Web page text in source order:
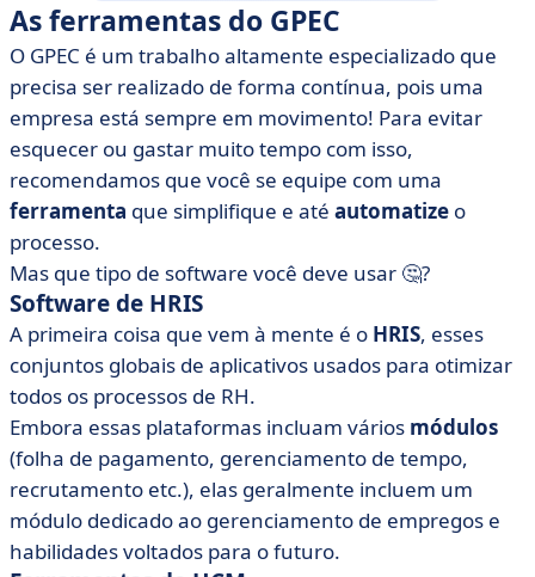
As ferramentas do GPEC
O GPEC é um trabalho altamente especializado que
precisa ser realizado de forma contínua, pois uma
empresa está sempre em movimento! Para evitar
esquecer ou gastar muito tempo com isso,
recomendamos que você se equipe com uma
ferramenta que simplifique e até automatize o
processo.
Mas que tipo de software você deve usar 🤔?
Software de HRIS
A primeira coisa que vem à mente é o HRIS, esses
conjuntos globais de aplicativos usados para otimizar
todos os processos de RH.
Embora essas plataformas incluam vários módulos
(folha de pagamento, gerenciamento de tempo,
recrutamento etc.), elas geralmente incluem um
módulo dedicado ao gerenciamento de empregos e
habilidades voltados para o futuro.